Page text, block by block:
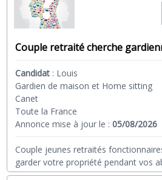
Couple retraité cherche
Candidat : Louis
Gardien de maison et Home sitting
Canet
Toute la France
Annonce mise à jour le :05/08/2026
Couple jeunes retraités
garder votre propriété pendant vos